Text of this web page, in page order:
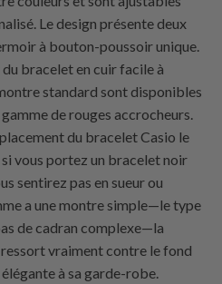
Le design présente deux
à bouton-poussoir unique.
bracelet en cuir facile à
standard sont disponibles
de rouges accrocheurs.
du bracelet Casio le
vous portez un bracelet noir
sentirez pas en sueur ou
a une montre simple—le type
de cadran complexe—la
vraiment contre le fond
à sa garde-robe.